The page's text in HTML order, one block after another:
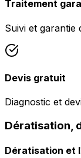
Traitement
Suivi et garantie
Devis gratuit
Diagnostic et
Dératisation,
Dératisation et